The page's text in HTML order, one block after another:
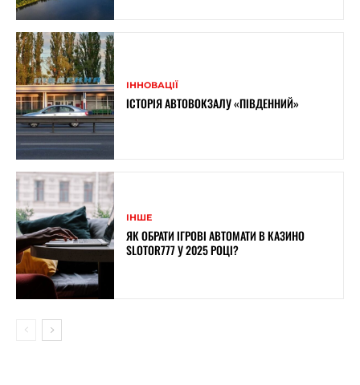
ІННОВАЦІЇ
ІСТОРІЯ АВТОВОКЗАЛУ «ПІВДЕННИЙ»
ІНШЕ
ЯК ОБРАТИ ІГРОВІ АВТОМАТИ В КАЗИНО
SLOTOR777 У 2025 РОЦІ?